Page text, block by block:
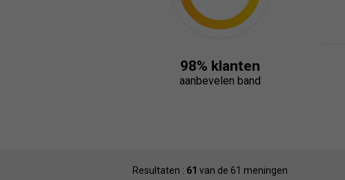
98% klanten
aanbevelen band
Resultaten : 61 van de 61 meningen